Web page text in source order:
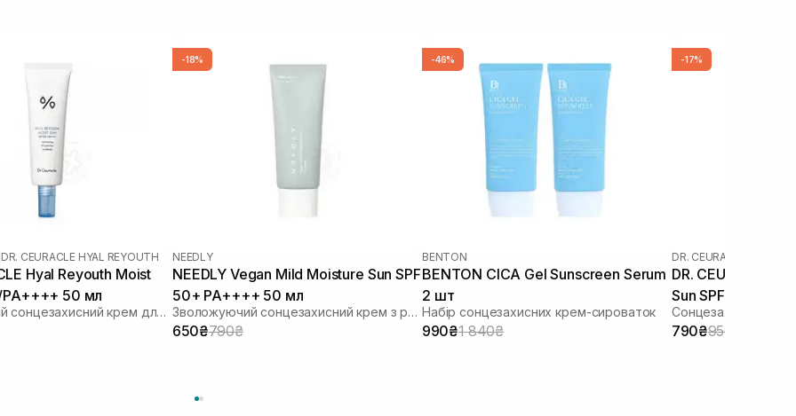
DR. CEURACLE HYAL REYOUTH
Hyal Reyouth Moist
PA++++ 50 мл
Зволожуючий сонцезахисний крем для обличчя з гіалуроновою кислотою
-18%
NEEDLY
NEEDLY Vegan Mild Moisture Sun SPF
50+ PA++++ 50 мл
Зволожуючий сонцезахисний крем з рослинним скваланом
650₴790₴
-46%
BENTON
BENTON CICA Gel Sunscreen Serum
2 шт
Набір сонцезахисних крем-сироваток
990₴1 840₴
-17%
DR. CEURACLE
DR. CEURACLE
Sun SPF 50+
шкіри 50 мл
Сонцезахисний
790₴950₴